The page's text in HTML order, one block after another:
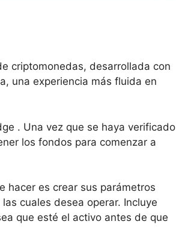
criptomonedas, desarrollada con
una experiencia más fluida en
. Una vez que se haya verificado
los fondos para comenzar a
hacer es crear sus parámetros
cuales desea operar. Incluye
que esté el activo antes de que